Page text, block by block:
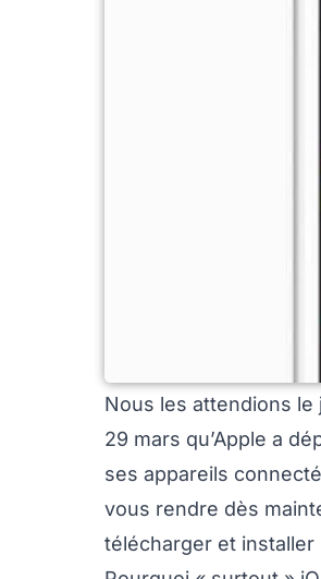
Nous les attendions le
29 mars qu’Apple a
ses appareils
vous rendre dès
télécharger et installer